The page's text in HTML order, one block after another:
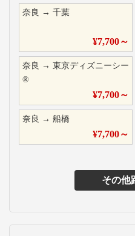
奈良 → 千葉
¥7,700～
奈良 → 東京ディズニーシー
®
¥7,700～
奈良 → 船橋
¥7,700～
その他